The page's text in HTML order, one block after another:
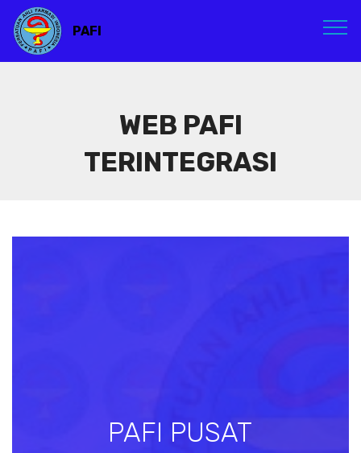
PAFI
WEB PAFI
TERINTEGRASI
PAFI PUSAT